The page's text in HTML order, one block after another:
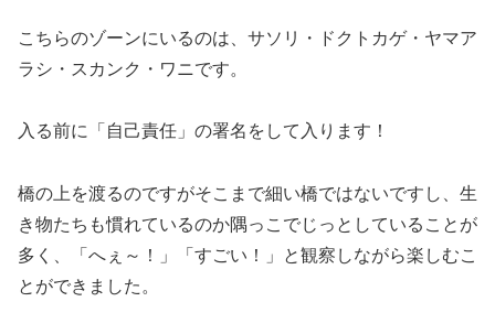
こちらのゾーンにいるのは、サソリ・ドクトカゲ・ヤマア
ラシ・スカンク・ワニです。
入る前に「自己責任」の署名をして入ります！
橋の上を渡るのですがそこまで細い橋ではないですし、生
き物たちも慣れているのか隅っこでじっとしていることが
多く、「へぇ～！」「すごい！」と観察しながら楽しむこ
とができました。